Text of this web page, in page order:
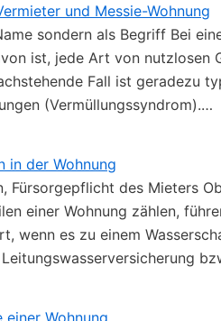
und Messie-Wohnung
sondern als Begriff Bei
ist, jede Art von nutzlosen
Fall ist geradezu
(Vermüllungssyndrom).…
in der Wohnung
Fürsorgepflicht des Mieters
einer Wohnung zählen,
wenn es zu einem
Wohnung